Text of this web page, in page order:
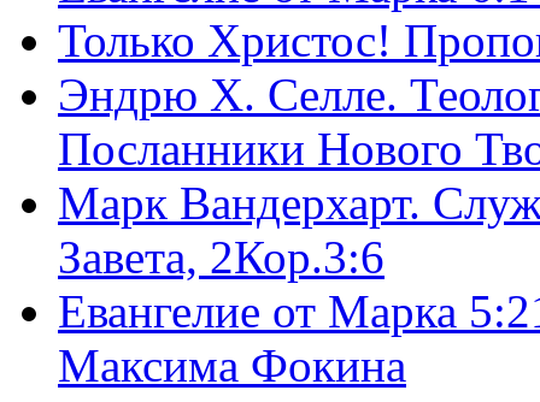
Только Христос!
Эндрю Х. Селле.
Посланники Нового
Марк Вандерхарт.
Завета, 2Кор.3:6
Евангелие от Марка
Максима Фокина